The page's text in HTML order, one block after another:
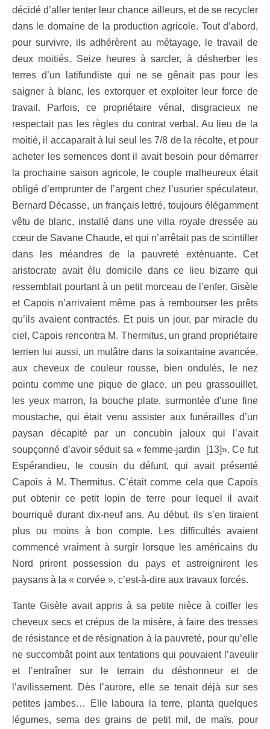
décidé d’aller tenter leur chance ailleurs, et de se recycler
dans le domaine de la production agricole. Tout d’abord,
pour survivre, ils adhérèrent au métayage, le travail de
deux moitiés. Seize heures à sarcler, à désherber les
terres d’un latifundiste qui ne se gênait pas pour les
saigner à blanc, les extorquer et exploiter leur force de
travail. Parfois, ce propriétaire vénal, disgracieux ne
respectait pas les règles du contrat verbal. Au lieu de la
moitié, il accaparait à lui seul les 7/8 de la récolte, et pour
acheter les semences dont il avait besoin pour démarrer
la prochaine saison agricole, le couple malheureux était
obligé d’emprunter de l’argent chez l’usurier spéculateur,
Bernard Décasse, un français lettré, toujours élégamment
vêtu de blanc, installé dans une villa royale dressée au
cœur de Savane Chaude, et qui n’arrêtait pas de scintiller
dans les méandres de la pauvreté exténuante. Cet
aristocrate avait élu domicile dans ce lieu bizarre qui
ressemblait pourtant à un petit morceau de l’enfer. Gisèle
et Capois n’arrivaient même pas à rembourser les prêts
qu’ils avaient contractés. Et puis un jour, par miracle du
ciel, Capois rencontra M. Thermitus, un grand propriétaire
terrien lui aussi, un mulâtre dans la soixantaine avancée,
aux cheveux de couleur rousse, bien ondulés, le nez
pointu comme une pique de glace, un peu grassouillet,
les yeux marron, la bouche plate, surmontée d’une fine
moustache, qui était venu assister aux funérailles d’un
paysan décapité par un concubin jaloux qui l’avait
soupçonné d’avoir séduit sa « femme-jardin [13]». Ce fut
Espérandieu, le cousin du défunt, qui avait présenté
Capois à M. Thermitus. C’était comme cela que Capois
put obtenir ce petit lopin de terre pour lequel il avait
bourriqué durant dix-neuf ans. Au début, ils s’en tiraient
plus ou moins à bon compte. Les difficultés avaient
commencé vraiment à surgir lorsque les américains du
Nord prirent possession du pays et astreignirent les
paysans à la « corvée », c’est-à-dire aux travaux forcés.
Tante Gisèle avait appris à sa petite nièce à coiffer les
cheveux secs et crépus de la misère, à faire des tresses
de résistance et de résignation à la pauvreté, pour qu’elle
ne succombât point aux tentations qui pouvaient l’aveulir
et l’entraîner sur le terrain du déshonneur et de
l’avilissement. Dès l’aurore, elle se tenait déjà sur ses
petites jambes… Elle laboura la terre, planta quelques
légumes, sema des grains de petit mil, de maïs, pour